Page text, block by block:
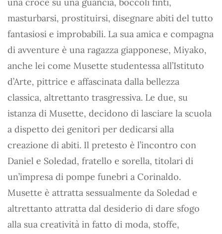
masturbarsi, prostituirsi, disegnare abiti del tutto
fantasiosi e improbabili. La sua amica e compagna
di avventure è una ragazza giapponese, Miyako,
anche lei come Musette studentessa all’Istituto
d’Arte, pittrice e affascinata dalla bellezza
classica, altrettanto trasgressiva. Le due, su
istanza di Musette, decidono di lasciare la scuola
a dispetto dei genitori per dedicarsi alla
creazione di abiti. Il pretesto è l’incontro con
Daniel e Soledad, fratello e sorella, titolari di
un’impresa di pompe funebri a Corinaldo.
Musette è attratta sessualmente da Soledad e
altrettanto attratta dal desiderio di dare sfogo
alla sua creatività in fatto di moda, stoffe,